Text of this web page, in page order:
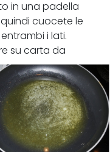
in una padella
cuocete le
i lati.
su carta da